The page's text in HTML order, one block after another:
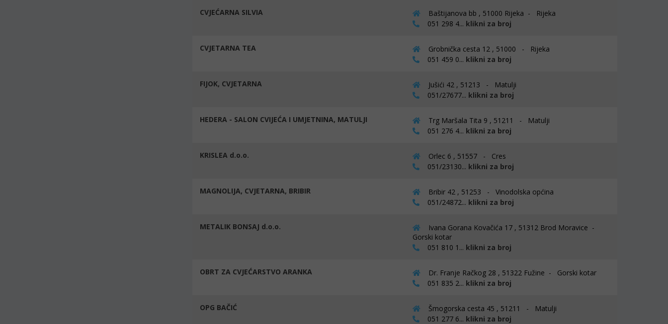
CVJEĆARNA SILVIA
Baštijanova bb , 51000 Rijeka - Rijeka
051 298 4... klikni za broj
CVJETARNA TEA
Grobnička cesta 12 , 51000 - Rijeka
051 459 0... klikni za broj
FIJOK, CVJETARNA
Jušići 42 , 51213 - Matulji
051/27677... klikni za broj
HEDERA - SALON CVIJEĆA I UMJETNINA, MATULJI
Trg Maršala Tita 9 , 51211 - Matulji
051 276 4... klikni za broj
KRISLEA d.o.o.
Orlec 6 , 51557 - Cres
051/23130... klikni za broj
MAGNOLIJA, CVJETARNA, BRIBIR
Bribir 42 , 51253 - Vinodolska općina
051/24872... klikni za broj
METALIK BONSAJ d.o.o.
Ivana Gorana Kovačića 17 , 51312 Brod Moravice -
Gorski kotar
051 810 1... klikni za broj
OBRT ZA CVJEĆARSTVO ARANKA
Dr. Franje Račkog 28 , 51322 Fužine - Gorski kotar
051 835 2... klikni za broj
OPG BAČIĆ
Šmogorska cesta 45 , 51211 - Matulji
051 277 6... klikni za broj